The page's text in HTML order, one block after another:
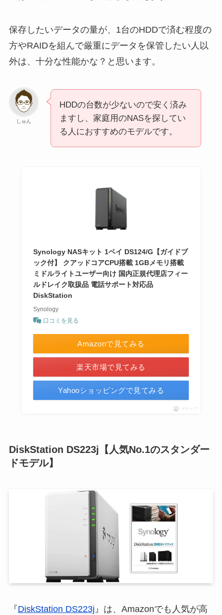
保存したいデータの量が、1台のHDDで済む程度の
方やRAIDを組んで厳重にデータを保管したい人以
外は、十分な性能かな？と思います。
しゅん
HDDの台数が少ないので安く済み
ますし、家庭用のNASを探してい
る人におすすめのモデルです。
Synology NASキット 1ベイ DS124/G【ガイドブ
ック付】 クアッドコアCPU搭載 1GBメモリ搭載
ミドルライトユーザー向け 国内正規代理店フィー
ルドレイク取扱品 電話サポート対応品
DiskStation
Synology
口コミを見る
Amazonで見てみる
楽天市場で見てみる
Yahooショッピングで見てみる
ポチップ
DiskStation DS223j【人気No.1のスタンダー
ドモデル】
『DiskStation DS223j』は、Amazonでも人気が高